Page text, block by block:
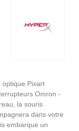
optique Pixart
Omron -
la souris
dans votre
embarque un